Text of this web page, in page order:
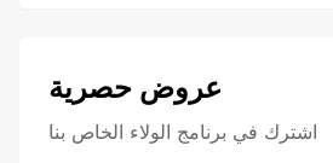
عروض حصرية
اشترك في برنامج الولاء الخاص بنا